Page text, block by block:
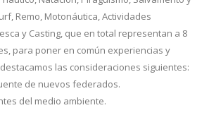
Remo, Motonáutica, Actividades
y Casting, que en total representan a 8
para poner en común experiencias y
las consideraciones siguientes:
de nuevos federados.
del medio ambiente.